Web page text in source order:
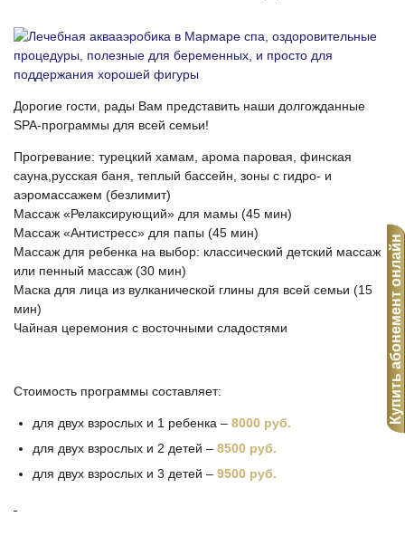
Дорогие гости, рады Вам представить наши долгожданные
SPA-программы для всей семьи!
Прогревание: турецкий хамам, арома паровая, финская
сауна,русская баня, теплый бассейн, зоны с гидро- и
аэромассажем (безлимит)
Массаж «Релаксирующий» для мамы (45 мин)
Массаж «Антистресс» для папы (45 мин)
Массаж для ребенка на выбор: классический детский массаж
или пенный массаж (30 мин)
Маска для лица из вулканической глины для всей семьи (15
мин)
Чайная церемония с восточными сладостями
Стоимость программы составляет:
для двух взрослых и 1 ребенка – 8000 руб.
для двух взрослых и 2 детей – 8500 руб.
для двух взрослых и 3 детей – 9500 руб.
Купить абонемент онлайн